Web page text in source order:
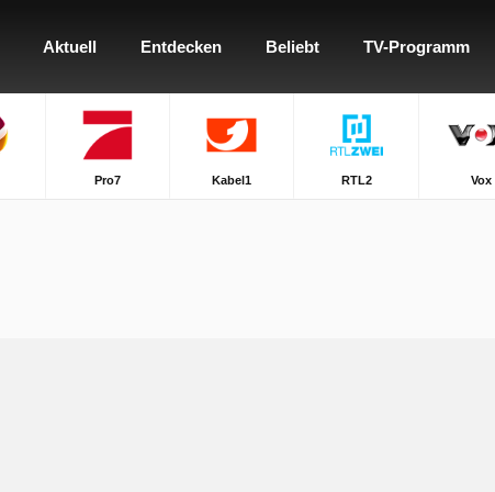
Aktuell Entdecken Beliebt TV-Programm
Pro7 Kabel1 RTL2 Vox